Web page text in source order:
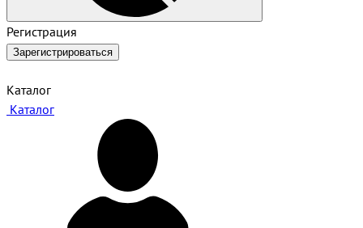
Регистрация
Зарегистрироваться
Каталог
Каталог